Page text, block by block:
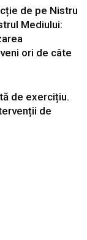
de pe Nistru
Mediului:
ori de câte
de exercițiu.
de